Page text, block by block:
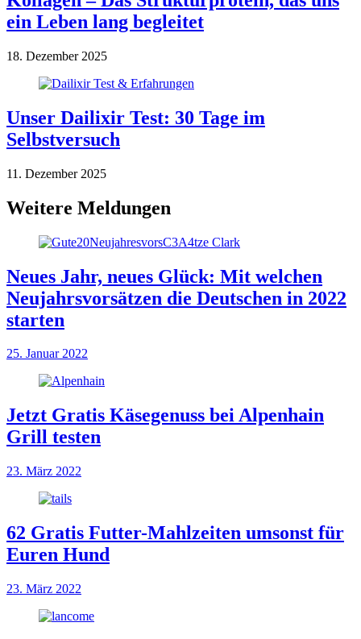
ein Leben lang begleitet
18. Dezember 2025
Unser Dailixir Test: 30 Tage im
Selbstversuch
11. Dezember 2025
Weitere Meldungen
Neues Jahr, neues Glück: Mit welchen
Neujahrsvorsätzen die Deutschen in 2022
starten
25. Januar 2022
Jetzt Gratis Käsegenuss bei Alpenhain
Grill testen
23. März 2022
62 Gratis Futter-Mahlzeiten umsonst für
Euren Hund
23. März 2022